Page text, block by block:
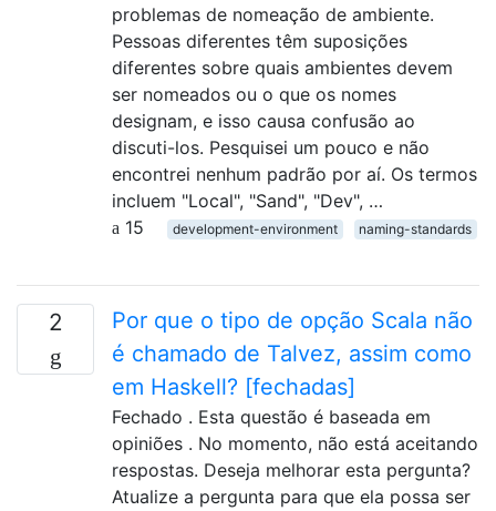
problemas de nomeação de ambiente.
Pessoas diferentes têm suposições
diferentes sobre quais ambientes devem
ser nomeados ou o que os nomes
designam, e isso causa confusão ao
discuti-los. Pesquisei um pouco e não
encontrei nenhum padrão por aí. Os termos
incluem "Local", "Sand", "Dev", …
15
development-environment naming-standards
2
Por que o tipo de opção Scala não
é chamado de Talvez, assim como
em Haskell? [fechadas]
Fechado . Esta questão é baseada em
opiniões . No momento, não está aceitando
respostas. Deseja melhorar esta pergunta?
Atualize a pergunta para que ela possa ser